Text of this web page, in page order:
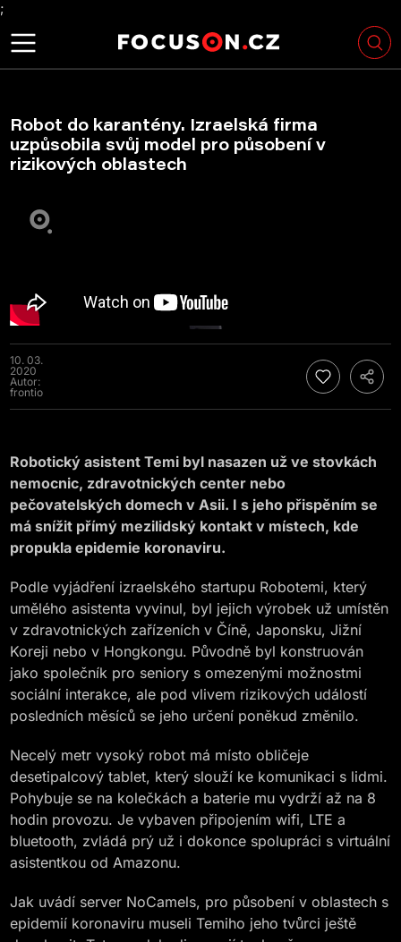
;
Robot do karantény. Izraelská firma
uzpůsobila svůj model pro působení v
rizikových oblastech
10. 03.
2020
Autor:
frontio
Robotický asistent Temi byl nasazen už ve stovkách
nemocnic, zdravotnických center nebo
pečovatelských domech v Asii. I s jeho přispěním se
má snížit přímý mezilidský kontakt v místech, kde
propukla epidemie koronaviru.
Podle vyjádření izraelského startupu Robotemi, který
umělého asistenta vyvinul, byl jejich výrobek už umístěn
v zdravotnických zařízeních v Číně, Japonsku, Jižní
Koreji nebo v Hongkongu. Původně byl konstruován
jako společník pro seniory s omezenými možnostmi
sociální interakce, ale pod vlivem rizikových událostí
posledních měsíců se jeho určení poněkud změnilo.
Necelý metr vysoký robot má místo obličeje
desetipalcový tablet, který slouží ke komunikaci s lidmi.
Pohybuje se na kolečkách a baterie mu vydrží až na 8
hodin provozu. Je vybaven připojením wifi, LTE a
bluetooth, zvládá prý už i dokonce spolupráci s virtuální
asistentkou od Amazonu.
Jak uvádí server NoCamels, pro působení v oblastech s
epidemií koronaviru museli Temiho jeho tvůrci ještě